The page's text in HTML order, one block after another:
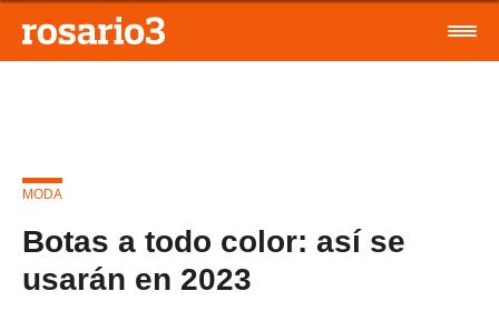
MODA
Botas a todo color: así se
usarán en 2023